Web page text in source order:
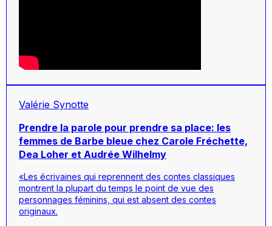
Valérie Synotte
Prendre la parole pour prendre sa place: les
femmes de Barbe bleue chez Carole Fréchette,
Dea Loher et Audrée Wilhelmy
«Les écrivaines qui reprennent des contes classiques
montrent la plupart du temps le point de vue des
personnages féminins, qui est absent des contes
originaux.